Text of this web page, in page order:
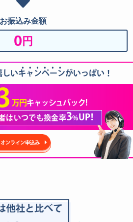
お振込み金額
0 円
......
しいキャンペーンがいっぱい！
万円キャッシュバック!
はいつでも換金率3%UP!
オンライン申込み